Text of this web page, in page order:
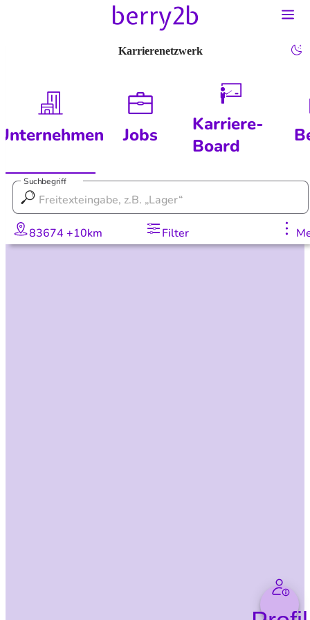
Karrierenetzwerk
Jobs
Karriere-
Board
Suchbegriff
83674 +10km Filter